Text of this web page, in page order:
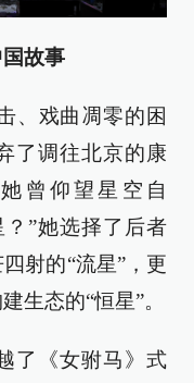
故事
、戏曲凋零的困
了调往北京的康
曾仰望星空自
”她选择了后者
射的“流星”，更
生态的“恒星”。
了《女驸马》式